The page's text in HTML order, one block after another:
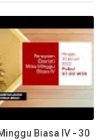
Biasa IV - 30